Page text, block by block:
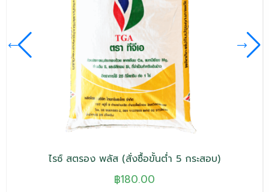
ไรซ์ สตรอง พลัส (สั่งซื้อขั้นต่ำ 5 กระสอบ)
฿180.00